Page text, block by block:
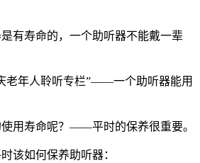
是有寿命的，一个助听器不能戴一辈
老年人聆听专栏”——一个助听器能用
用寿命呢？——平时的保养很重要。
该如何保养助听器：